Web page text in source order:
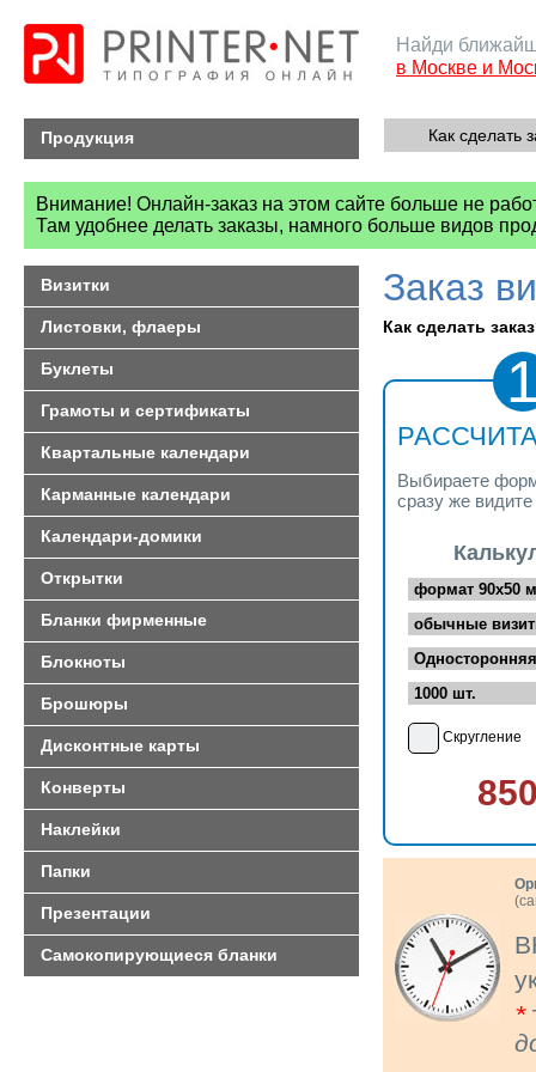
Найди
в Москве и
Продукция Как сделать
Внимание! Онлайн-заказ на этом сайте больше не
Там удобнее делать заказы, намного больше видов
Визитки
Листовки, флаеры
Буклеты
Грамоты и сертификаты
Квартальные календари
Карманные календари
Календари-домики
Открытки
Бланки фирменные
Блокноты
Брошюры
Дисконтные карты
Конверты
Наклейки
Папки
Презентации
Самокопирующиеся бланки
Заказ
Как сделать
Выбираете
сразу же видите
Скругление
*